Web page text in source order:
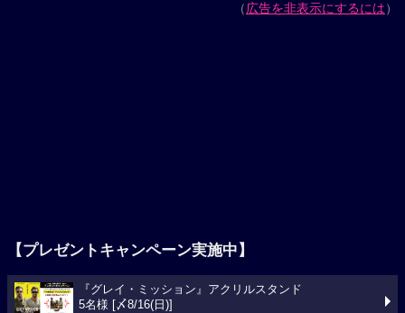
（広告を非表示にするには）
【プレゼントキャンペーン実施中】
『グレイ・ミッション』アクリルスタンド
5名様 [〆8/16(日)]